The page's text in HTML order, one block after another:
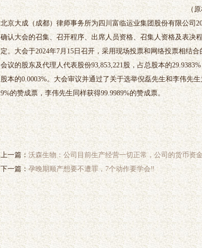
（
北京大成（成都）律师事务所为四川富临运业集团股份有限公司
确认大会的召集、召开程序、出席人员资格、召集人资格及表决
定。大会于2024年7月15日召开，采用现场投票和网络投票相结
会议的股东及代理人代表股份93,853,221股，占总股本的
股本的0.0003%。大会审议并通过了关于选举倪磊先生和李伟先
9%的赞成票，李伟先生同样获得99.9989%的赞成票。
上一篇： 沃森生物：公司目前生产经营一切正常，公司的货币资
下一篇：孕晚期顺产想要不遭罪，7个动作要学会‼️